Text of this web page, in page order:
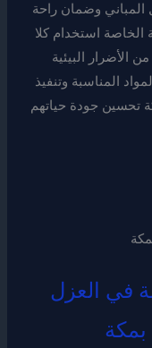
المباني وضمان راحة
استخدام كلا
الأضرار البيئية
المناسبة وتنفيذ
تحسين جودة حياتهم
في العزل
بمكة